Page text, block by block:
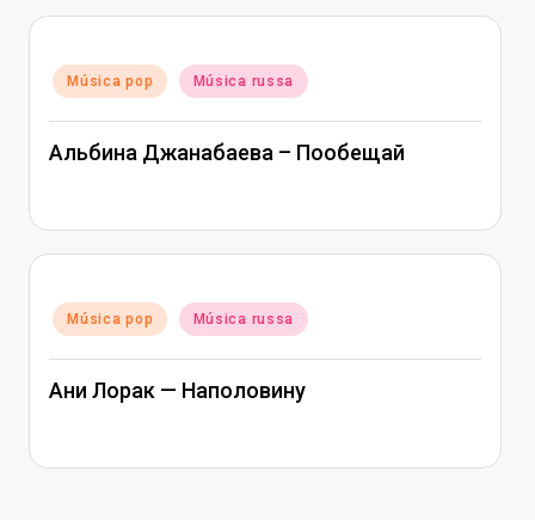
Posted
in
Música pop Música russa
Альбина Джанабаева – Пообещай
Posted
in
Música pop Música russa
Ани Лорак — Наполовину